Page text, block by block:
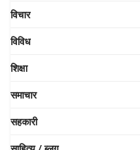
विचार
विविध
शिक्षा
समाचार
सहकारी